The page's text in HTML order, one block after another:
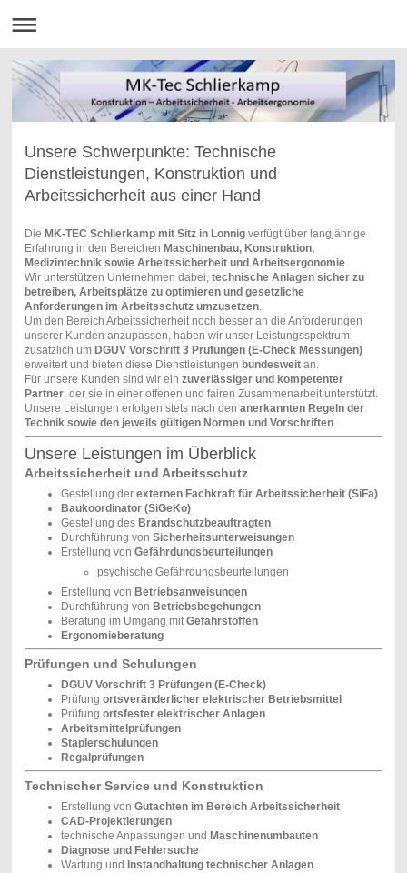
Unsere Schwerpunkte: Technische
Dienstleistungen, Konstruktion und
Arbeitssicherheit aus einer Hand
Die MK-TEC Schlierkamp mit Sitz in Lonnigverfügt über langjährige
Erfahrung in den Bereichen Maschinenbau, Konstruktion,
Medizintechnik sowie Arbeitssicherheit und Arbeitsergonomie.
Wir unterstützen Unternehmen dabei, technische Anlagen sicher zu
betreiben, Arbeitsplätze zu optimieren und gesetzliche
Anforderungen im Arbeitsschutz umzusetzen.
Um den Bereich Arbeitssicherheit noch besser an die Anforderungen
unserer Kunden anzupassen, haben wir unser Leistungsspektrum
zusätzlich um DGUV Vorschrift 3 Prüfungen (E-Check Messungen)
erweitert und bieten diese Dienstleistungen bundesweitan.
Für unsere Kunden sind wir ein zuverlässiger und kompetenter
Partner, der sie in einer offenen und fairen Zusammenarbeit unterstützt.
Unsere Leistungen erfolgen stets nach den anerkannten Regeln der
Technik sowie den jeweils gültigen Normen und Vorschriften.
Unsere Leistungen im Überblick
Arbeitssicherheit und Arbeitsschutz
Gestellung der externen Fachkraft für Arbeitssicherheit (SiFa)
Baukoordinator (SiGeKo)
Gestellung des Brandschutzbeauftragten
Durchführung von Sicherheitsunterweisungen
Erstellung von Gefährdungsbeurteilungen
psychische Gefährdungsbeurteilungen
Erstellung von Betriebsanweisungen
Durchführung von Betriebsbegehungen
Beratung im Umgang mitGefahrstoffen
Ergonomieberatung
Prüfungen und Schulungen
DGUV Vorschrift 3 Prüfungen (E-Check)
Prüfung ortsveränderlicher elektrischer Betriebsmittel
Prüfung ortsfester elektrischer Anlagen
Arbeitsmittelprüfungen
Staplerschulungen
Regalprüfungen
Technischer Service und Konstruktion
Erstellung von Gutachten im Bereich Arbeitssicherheit
CAD-Projektierungen
technische Anpassungen und Maschinenumbauten
Diagnose und Fehlersuche
Wartung und Instandhaltung technischer Anlagen